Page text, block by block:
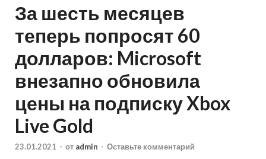
За шесть месяцев
теперь попросят 60
долларов: Microsoft
внезапно обновила
цены на подписку Xbox
Live Gold
23.01.2021 - от admin - Оставьте комментарий